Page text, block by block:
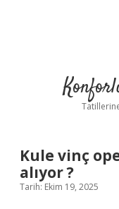
Kule vinç
alıyor ?
Tarih: Ekim 19, 2025